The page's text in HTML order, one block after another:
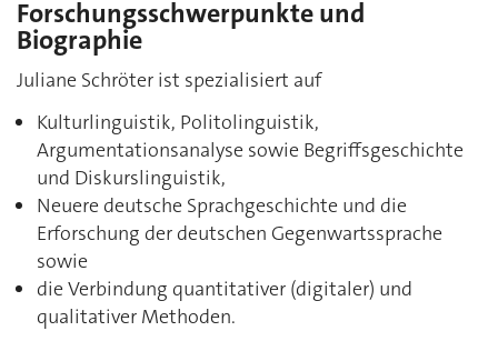
Forschungsschwerpunkte und
Biographie
Juliane Schröter ist spezialisiert auf
Kulturlinguistik, Politolinguistik,
Argumentationsanalyse sowie Begriffsgeschichte
und Diskurslinguistik,
Neuere deutsche Sprachgeschichte und die
Erforschung der deutschen Gegenwartssprache
sowie
die Verbindung quantitativer (digitaler) und
qualitativer Methoden.